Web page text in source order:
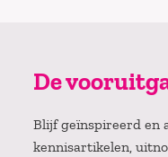
De
Blijf geïnspireerd en
kennisartikelen,